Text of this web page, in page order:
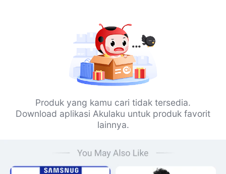
Produk yang kamu cari tidak tersedia.
Download aplikasi Akulaku untuk produk favorit
lainnya.